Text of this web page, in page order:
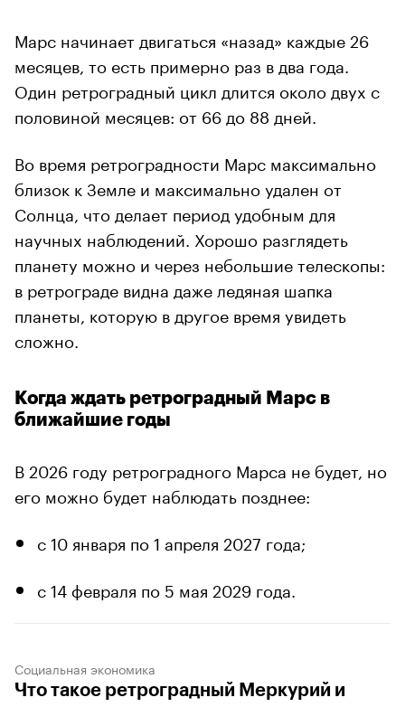
Марс начинает двигаться «назад» каждые 26
месяцев, то есть примерно раз в два года.
Один ретроградный цикл длится около двух с
половиной месяцев: от 66 до 88 дней.
Во время ретроградности Марс максимально
близок к Земле и максимально удален от
Солнца, что делает период удобным для
научных наблюдений. Хорошо разглядеть
планету можно и через небольшие телескопы:
в ретрограде видна даже ледяная шапка
планеты, которую в другое время увидеть
сложно.
Когда ждать ретроградный Марс в
ближайшие годы
В 2026 году ретроградного Марса не будет, но
его можно будет наблюдать позднее:
с 10 января по 1 апреля 2027 года;
с 14 февраля по 5 мая 2029 года.
Социальная экономика
Что такое ретроградный Меркурий и